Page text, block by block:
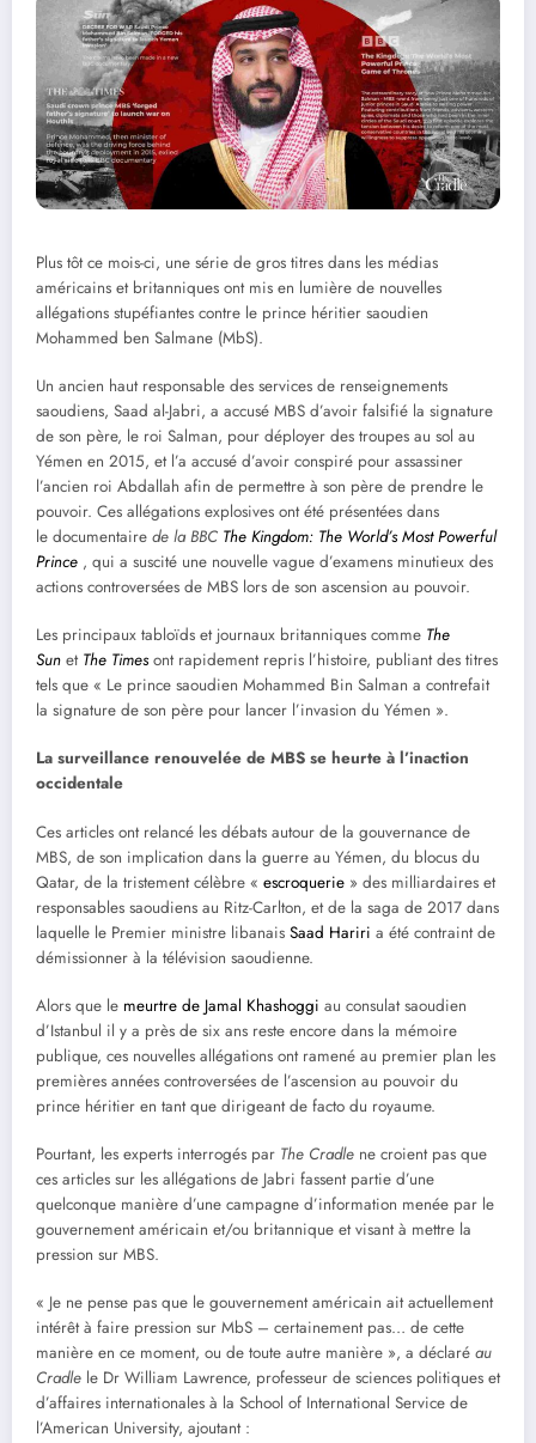
Plus tôt ce mois-ci, une série de gros titres dans les médias
américains et britanniques ont mis en lumière de nouvelles
allégations stupéfiantes contre le prince héritier saoudien
Mohammed ben Salmane (MbS).
Un ancien haut responsable des services de renseignements
saoudiens, Saad al-Jabri, a accusé MBS d’avoir falsifié la signature
de son père, le roi Salman, pour déployer des troupes au sol au
Yémen en 2015, et l’a accusé d’avoir conspiré pour assassiner
l’ancien roi Abdallah afin de permettre à son père de prendre le
pouvoir. Ces allégations explosives ont été présentées dans
le documentaire de la BBC The Kingdom: The World’s Most Powerful
Prince , qui a suscité une nouvelle vague d’examens minutieux des
actions controversées de MBS lors de son ascension au pouvoir.
Les principaux tabloïds et journaux britanniques comme The
Sun et The Timesont rapidement repris l’histoire, publiant des titres
tels que « Le prince saoudien Mohammed Bin Salman a contrefait
la signature de son père pour lancer l’invasion du Yémen ».
La surveillance renouvelée de MBS se heurte à l’inaction
occidentale
Ces articles ont relancé les débats autour de la gouvernance de
MBS, de son implication dans la guerre au Yémen, du blocus du
Qatar, de la tristement célèbre « escroquerie » des milliardaires et
responsables saoudiens au Ritz-Carlton, et de la saga de 2017 dans
laquelle le Premier ministre libanais Saad Hariri a été contraint de
démissionner à la télévision saoudienne.
Alors que le meurtre de Jamal Khashoggi au consulat saoudien
d’Istanbul il y a près de six ans reste encore dans la mémoire
publique, ces nouvelles allégations ont ramené au premier plan les
premières années controversées de l’ascension au pouvoir du
prince héritier en tant que dirigeant de facto du royaume.
Pourtant, les experts interrogés par The Cradle ne croient pas que
ces articles sur les allégations de Jabri fassent partie d’une
quelconque manière d’une campagne d’information menée par le
gouvernement américain et/ou britannique et visant à mettre la
pression sur MBS.
« Je ne pense pas que le gouvernement américain ait actuellement
intérêt à faire pression sur MbS – certainement pas… de cette
manière en ce moment, ou de toute autre manière », a déclaré au
Cradle le Dr William Lawrence, professeur de sciences politiques et
d’affaires internationales à la School of International Service de
l’American University, ajoutant :